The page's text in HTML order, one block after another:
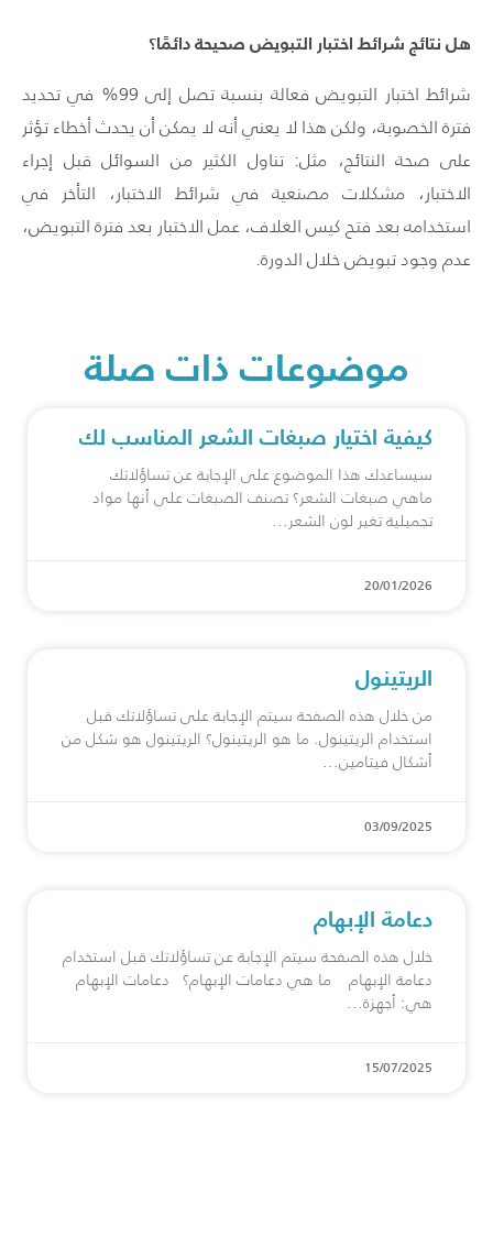
هل نتائج شرائط اختبار التبويض صحيحة دائمًا؟
شرائط اختبار التبويض فعالة بنسبة تصل إلى 99% في تحديد
فترة الخصوبة، ولكن هذا لا يعني أنه لا يمكن أن يحدث أخطاء تؤثر
على صحة النتائج، مثل: تناول الكثير من السوائل قبل إجراء
الاختبار، مشكلات مصنعية في شرائط الاختبار، التأخر في
استخدامه بعد فتح كيس الغلاف، عمل الاختبار بعد فترة التبويض،
عدم وجود تبويض خلال الدورة.
موضوعات ذات صلة
كيفية اختيار صبغات الشعر المناسب لك
سيساعدك هذا الموضوع على الإجابة عن تساؤلاتك
ماهي صبغات الشعر؟ تصنف الصبغات على أنها مواد
تجميلية تغير لون الشعر
20/01/2026
الريتينول
من خلال هذه الصفحة سيتم الإجابة على تساؤلاتك قبل
استخدام الريتينول. ما هو الريتينول؟ الريتينول هو شكل من
أشكال فيتامين
03/09/2025
دعامة الإبهام
خلال هذه الصفحة سيتم الإجابة عن تساؤلاتك قبل استخدام
دعامة الإبهام ما هي دعامات الإبهام؟ دعامات الإبهام
هي: أجهزة
15/07/2025